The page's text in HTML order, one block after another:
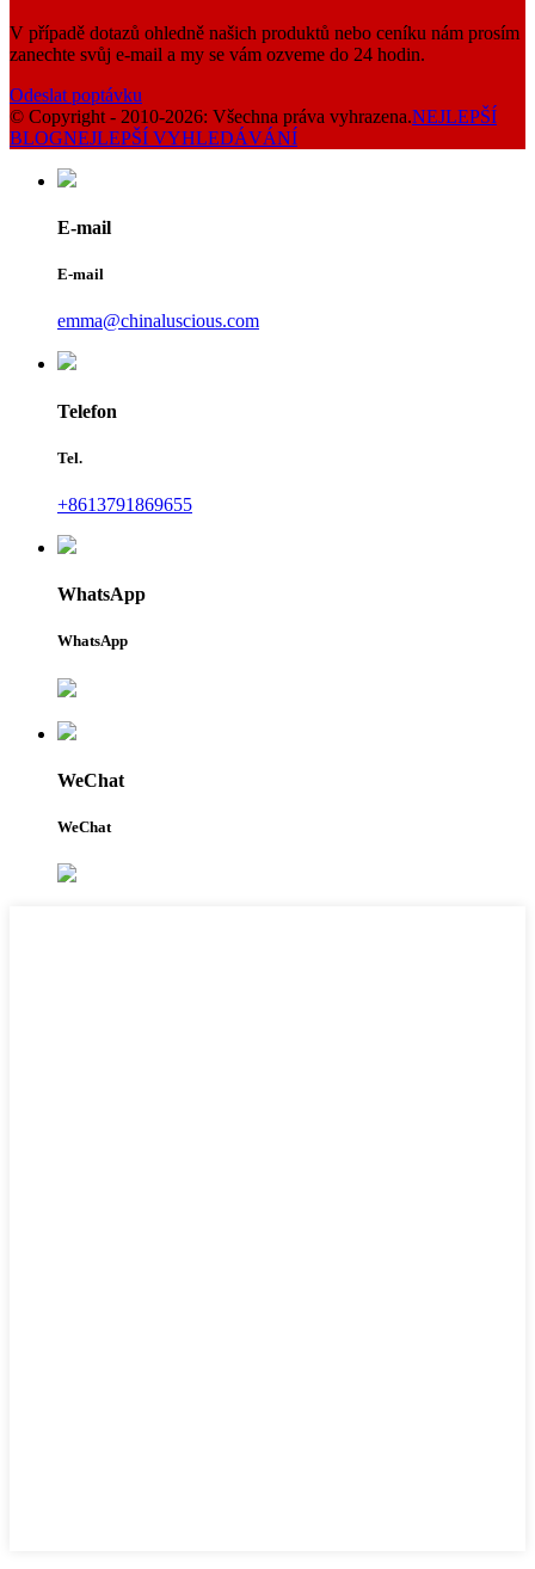
V případě dotazů ohledně našich produktů nebo ceníku nám prosím
zanechte svůj e-mail a my se vám ozveme do 24 hodin.
Odeslat poptávku
© Copyright - 2010-2026: Všechna práva vyhrazena.NEJLEPŠÍ
BLOGNEJLEPŠÍ VYHLEDÁVÁNÍ
E-mail
E-mail
emma@chinaluscious.com
Telefon
Tel.
+8613791869655
WhatsApp
WhatsApp
WeChat
WeChat